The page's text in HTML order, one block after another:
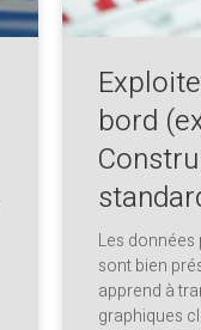
bord
Les données
sont bien
apprend à
graphiques